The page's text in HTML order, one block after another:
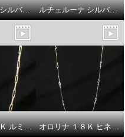
ルチェルーナ シルバー マザーオブパール ルナライト ドロップデザイン ペンダントトップ ルチェルーナ シルバー マザーオブパール＆ＣＺ ツインフラワー デザイン フォークリング／ペンダントトップ
オロリナ １８Ｋ ルミナリンク ネックレス オロリナ １８Ｋ ヒネリジュノバ ロングネックレス